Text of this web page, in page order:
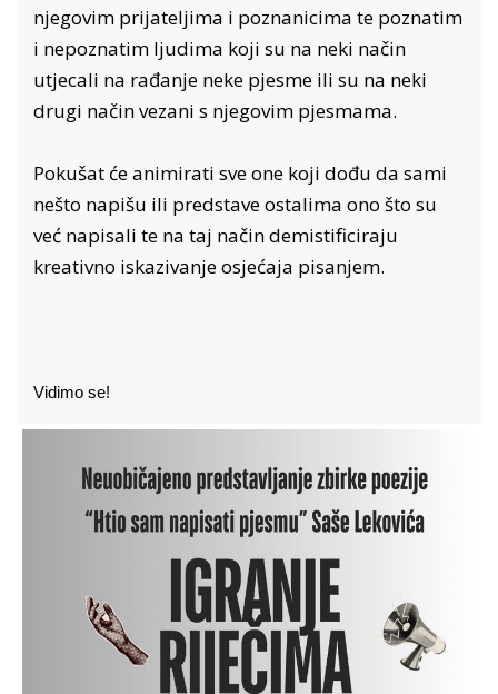
njegovim prijateljima i poznanicima te poznatim
i nepoznatim ljudima koji su na neki način
utjecali na rađanje neke pjesme ili su na neki
drugi način vezani s njegovim pjesmama.
Pokušat će animirati sve one koji dođu da sami
nešto napišu ili predstave ostalima ono što su
već napisali te na taj način demistificiraju
kreativno iskazivanje osjećaja pisanjem.
Vidimo se!